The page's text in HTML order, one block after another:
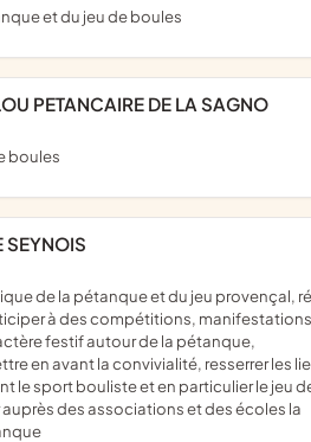
et du jeu de boules
PETANCAIRE DE LA SAGNO
boules
SEYNOIS
à des compétitions,
festif autour de la pétanque,
en avant la convivialité, resserrer les
le sport bouliste et en particulier le jeu
des associations et des écoles la